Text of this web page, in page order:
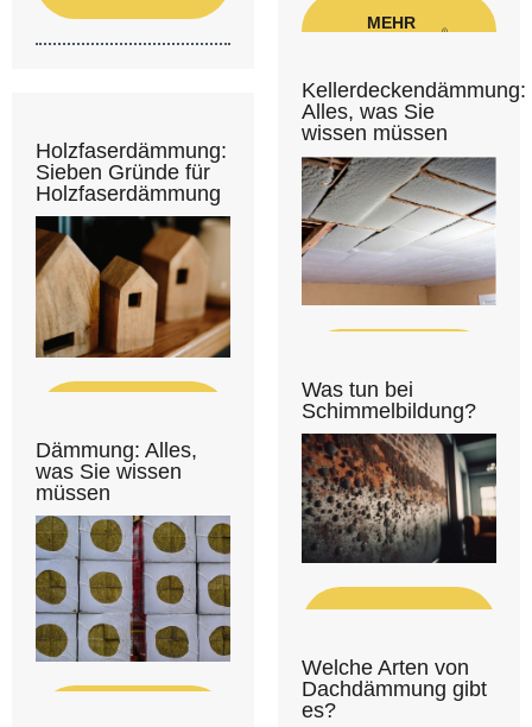
MEHR
Kellerdeckendämmung:
Alles, was Sie
wissen müssen
Holzfaserdämmung:
Sieben Gründe für
Holzfaserdämmung
Was tun bei
Schimmelbildung?
Dämmung: Alles,
was Sie wissen
müssen
Welche Arten von
Dachdämmung gibt
es?